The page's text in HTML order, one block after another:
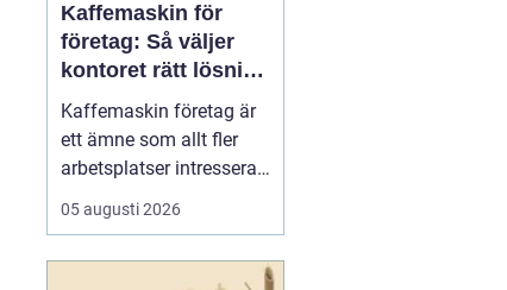
Kaffemaskin för
företag: Så väljer
kontoret rätt lösning
för kaffe på jobbet
Kaffemaskin företag är
ett ämne som allt fler
arbetsplatser intresserar
sig för när de vill höja
trivsel och effektivitet på
05 augusti 2026